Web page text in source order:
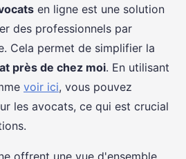
en ligne est une solution
des professionnels par
Cela permet de simplifier la
près de chez moi. En utilisant
voir ici, vous pouvez
les avocats, ce qui est crucial